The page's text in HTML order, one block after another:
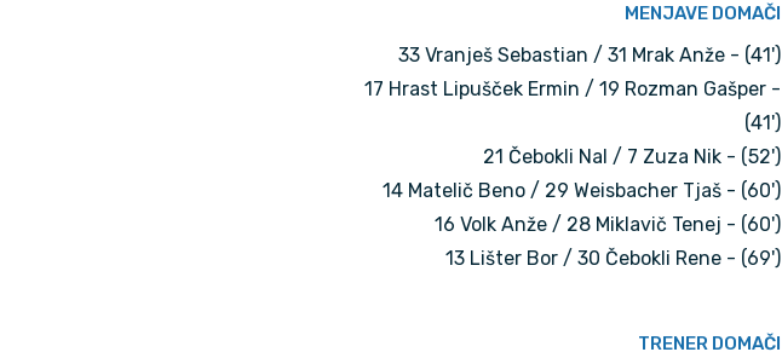
MENJAVE DOMAČI
33 Vranješ Sebastian / 31 Mrak Anže - (41')
17 Hrast Lipušček Ermin / 19 Rozman Gašper -
(41')
21 Čebokli Nal / 7 Zuza Nik - (52')
14 Matelič Beno / 29 Weisbacher Tjaš - (60')
16 Volk Anže / 28 Miklavič Tenej - (60')
13 Lišter Bor / 30 Čebokli Rene - (69')
TRENER DOMAČI